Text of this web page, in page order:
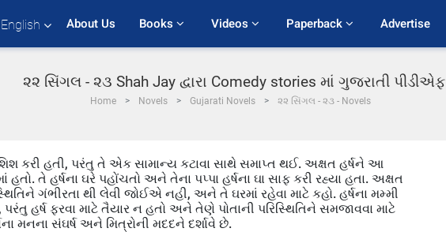
English About Us Books Videos Paperback Advertise
૨૨ સિંગલ - ૨૩ Shah Jay દ્વારા Comedy stories માં ગુજરાતી પીડીએફ
Home Novels Gujarati Novels ૨૨ સિંગલ - ૨૩ - Novels
કરી હતી, પરંતુ તે એક સામાન્ય કટાવા સાથે સમાપ્ત થઈ. અક્ષત હર્ષને આ
તે હર્ષના ઘરે પહોંચતો અને તેના પપ્પા હર્ષના ઘા સાફ કરી રહ્યા હતા. અક્ષત
ગંભીરતા થી લેવી જોઈએ નહી, અને તે ઘરમાં રહેવા માટે કહો. હર્ષના મમ્મી
હર્ષ ફરવા માટે તૈયાર ન હતો અને તેણે પોતાની પરિસ્થિતિને સમજાવવા માટે
મનના સંઘર્ષ અને મિત્રોની મદદને દર્શાવે છે.